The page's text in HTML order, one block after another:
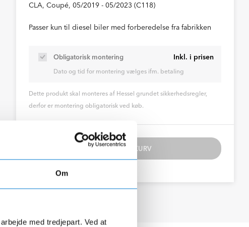
Om
med tredjepart. Ved at
CLA, Coupé, 05/2019 - 05/2023 (C118)
Passer kun til diesel biler med forberedelse fra fabrikken
Obligatorisk montering Inkl. i prisen
Dato og tid for montering vælges ifm. betaling
Dette produkt skal monteres af Hessel grundet sikkerhedsregler,
derfor er montering obligatorisk ved køb.
TILFØJ TIL KURV